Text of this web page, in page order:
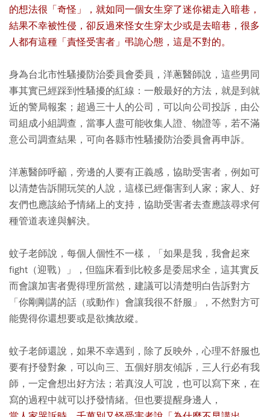
的想法很「奇怪」，就如同一個女生穿了迷你裙走入暗巷，
結果不幸被性侵，卻反過來怪女生穿太少或是去暗巷，很多
人都有這種「責怪受害者」弔詭心態，這是不對的。
身為台北市性騷擾防治委員會委員，洋蔥醫師說，這些男同
事其實已經踩到性騷擾的紅線：一般最好的方法，就是到就
近的警局報案；超過三十人的公司，可以向公司投訴，由公
司組成小組調查，當事人盡可能收集人證、物證等，若不滿
意公司調查結果，可向各縣市性騷擾防治委員會再申訴。
洋蔥醫師呼籲，旁邊的人要有正義感，協助受害者，例如可
以清楚告訴開玩笑的人說，這樣已經傷害到人家；家人、好
友們也應該給予情緒上的支持，協助受害者去查應該尋求何
種管道表達與解決。
蚊子老師說，每個人個性不一樣，「如果是我，我會起來
fight（迎戰）」，但臨床看到比較多是委屈求全，這其實反
而會讓加害者覺得理所當然，建議可以清楚明白告訴對方
「你剛剛講的話（或動作）會讓我很不舒服」，不然對方可
能覺得你還想要或是欲擒故縱。
蚊子老師還說，如果不幸遇到，除了反映外，心理不舒服也
要有抒發對象，可以向三、五個好朋友傾訴，三人行必有我
師，一定會想出好方法；若真沒人可說，也可以寫下來，在
寫的過程中就可以抒發情緒。但也要提醒身邊人，